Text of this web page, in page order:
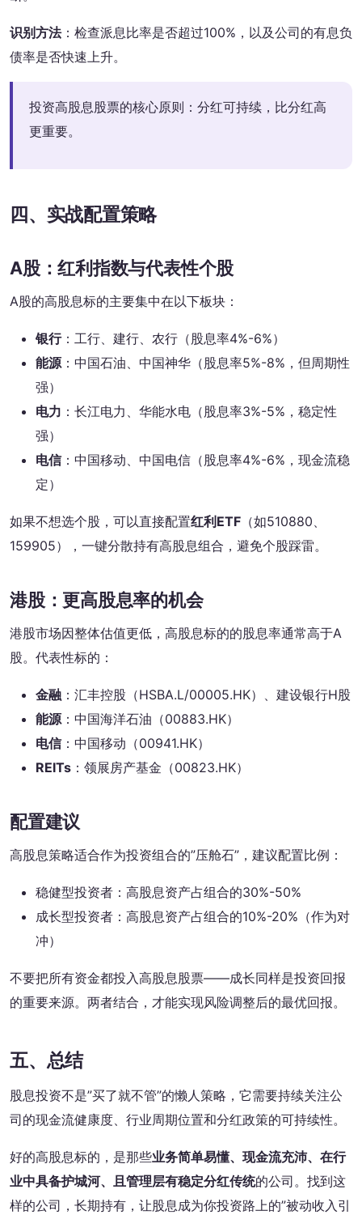
识别方法：检查派息比率是否超过100%，以及公司的有息负
债率是否快速上升。
投资高股息股票的核心原则：分红可持续，比分红高
更重要。
四、实战配置策略
A股：红利指数与代表性个股
A股的高股息标的主要集中在以下板块：
银行：工行、建行、农行（股息率4%-6%）
能源：中国石油、中国神华（股息率5%-8%，但周期性
强）
电力 ：长江电力、华能水电（股息率3%-5%，稳定性
强）
电信：中国移动、中国电信（股息率4%-6%，现金流稳
定）
如果不想选个股，可以直接配置红利ETF （如510880、
159905），一键分散持有高股息组合，避免个股踩雷。
港股：更高股息率的机会
港股市场因整体估值更低，高股息标的的股息率通常高于A
股。代表性标的：
金融 ：汇丰控股（HSBA.L/00005.HK）、建设银行H股
能源：中国海洋石油（00883.HK）
电信：中国移动（00941.HK）
REITs ：领展房产基金（00823.HK）
配置建议
高股息策略适合作为投资组合的”压舱石”，建议配置比例：
稳健型投资者：高股息资产占组合的30%-50%
成长型投资者：高股息资产占组合的10%-20%（作为对
冲）
不要把所有资金都投入高股息股票——成长同样是投资回报
的重要来源。两者结合，才能实现风险调整后的最优回报。
五、总结
股息投资不是”买了就不管”的懒人策略，它需要持续关注公
司的现金流健康度、行业周期位置和分红政策的可持续性。
好的高股息标的，是那些业务简单易懂、现金流充沛、在行
业中具备护城河、且管理层有稳定分红传统的公司。找到这
样的公司，长期持有，让股息成为你投资路上的”被动收入引